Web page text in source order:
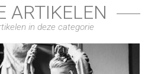
ARTIKELEN
in deze categorie